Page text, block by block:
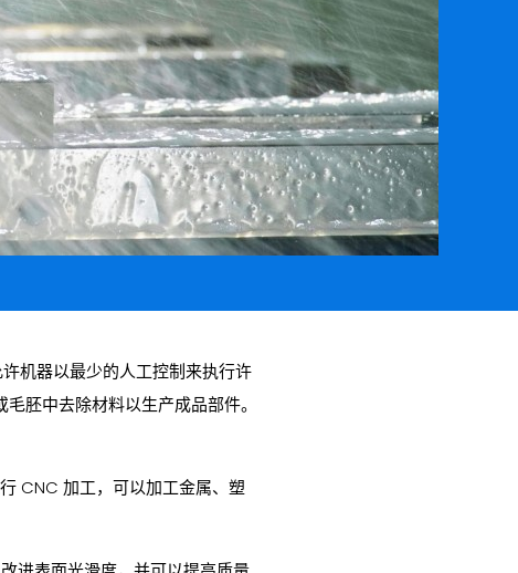
机器以最少的人工控制来执行许
胚中去除材料以生产成品部件。
CNC 加工，可以加工金属、塑